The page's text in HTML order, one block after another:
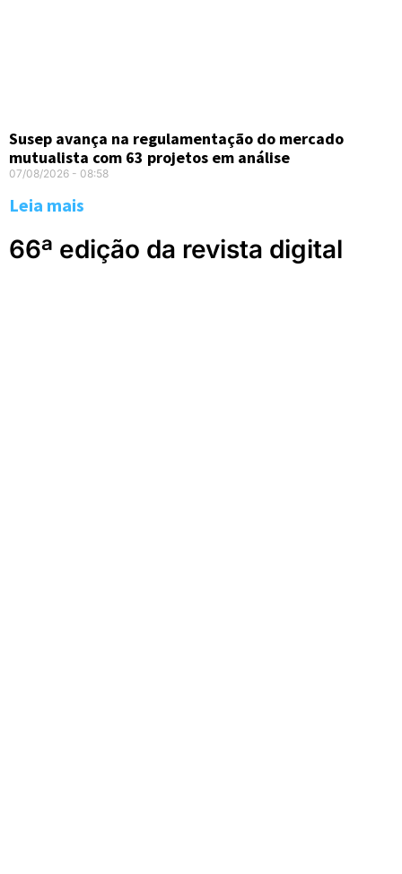
Susep avança na regulamentação do mercado
mutualista com 63 projetos em análise
07/08/2026 08:58
Leia mais
66ª edição da revista digital